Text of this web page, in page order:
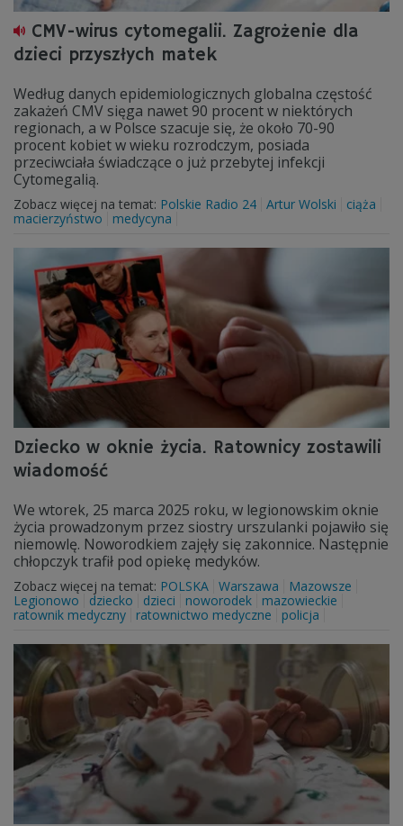
CMV-wirus cytomegalii. Zagrożenie dla
dzieci przyszłych matek
Według danych epidemiologicznych globalna częstość
zakażeń CMV sięga nawet 90 procent w niektórych
regionach, a w Polsce szacuje się, że około 70-90
procent kobiet w wieku rozrodczym, posiada
przeciwciała świadczące o już przebytej infekcji
Cytomegalią.
Zobacz więcej na temat: Polskie Radio 24 Artur Wolski
ciąża
macierzyństwo
medycyna
Dziecko w oknie życia. Ratownicy zostawili
wiadomość
We wtorek, 25 marca 2025 roku, w legionowskim oknie
życia prowadzonym przez siostry urszulanki pojawiło się
niemowlę. Noworodkiem zajęły się zakonnice. Następnie
chłopczyk trafił pod opiekę medyków.
Zobacz więcej na temat: POLSKA Warszawa
Mazowsze
Legionowo
dziecko dzieci noworodek
mazowieckie
ratownik medyczny
ratownictwo medyczne policja